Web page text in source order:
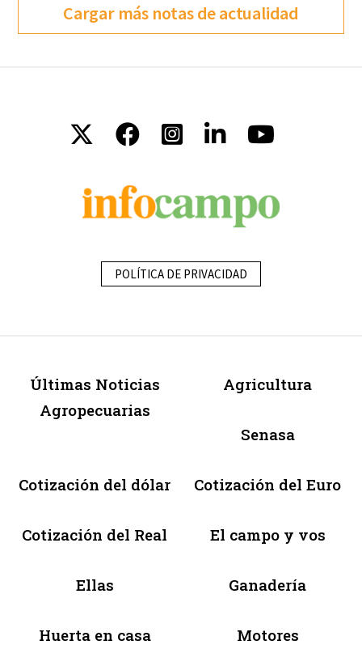
Cargar más notas de actualidad
POLÍTICA DE PRIVACIDAD
Últimas Noticias
Agropecuarias
Agricultura
Senasa
Cotización del dólar Cotización del Euro
Cotización del Real El campo y vos
Ellas Ganadería
Huerta en casa Motores